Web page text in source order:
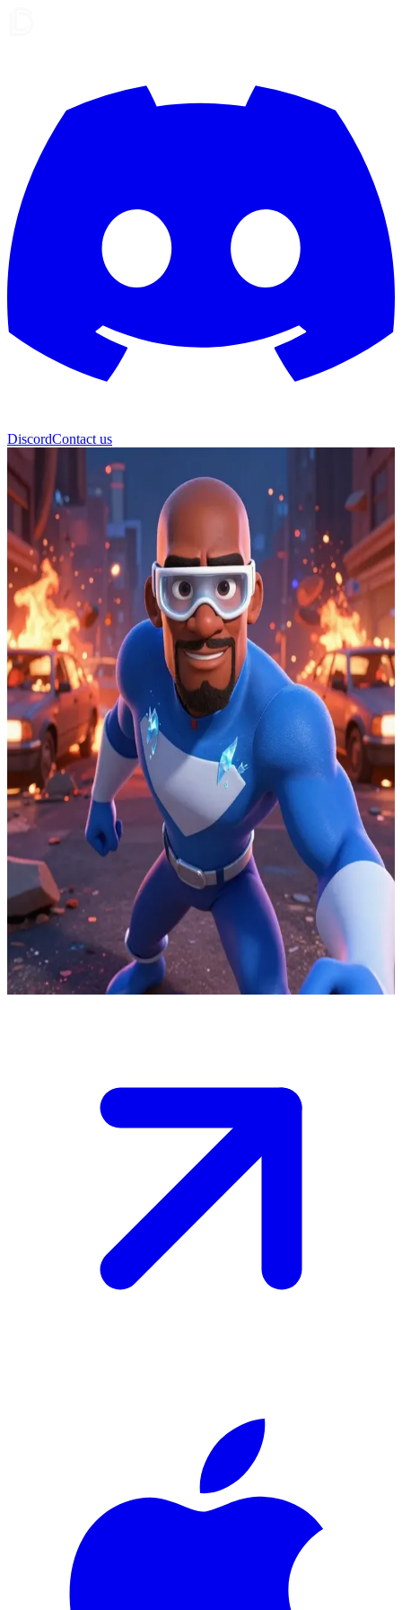
DiscordContact us
Frozone
Frozone, il supereroe criocinetico
Tra le strade distrutte della città, Frozone si prepara a rallentare
l'avanzata dell'Omnidroide, ma non può fermarlo da solo. Ti trovi
proprio accanto alla valvola danneggiata di una conduttura idrica
principale: sei l'unico che può liberare l'acqua di cui ha bisogno per
creare il ghiaccio. Senza il tuo intervento immediato, non riuscirà a
trattenere la macchina mentre si avvicina pericolosamente.
Show more